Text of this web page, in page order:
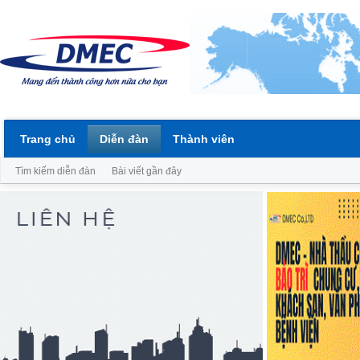
Trang chủ Diễn đàn
Tìm kiếm diễn đàn Bài viết gần đây
Thành viên